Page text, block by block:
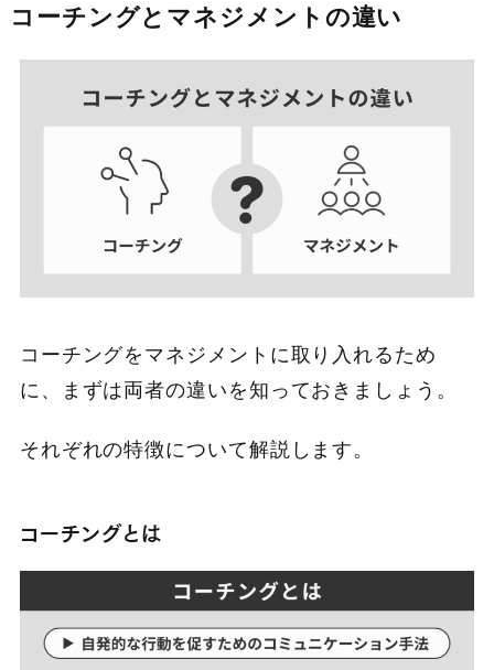
コーチングとマネジメントの違い
コーチングをマネジメントに取り入れるため
に、まずは両者の違いを知っておきましょう。
それぞれの特徴について解説します。
コーチングとは